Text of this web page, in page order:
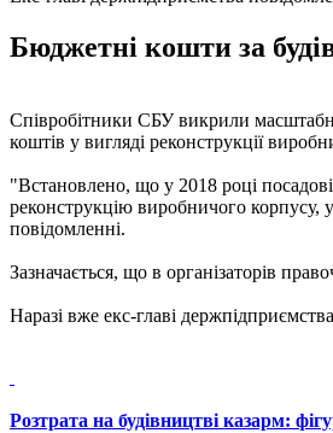
Бюджетні кошти за
Співробітники СБУ викрили
коштів у вигляді реконструкції
"Встановлено, що у 2018 році
реконструкцію виробничого корпусу,
повідомленні.
Зазначається, що в організаторів
Наразі вже екс-главі
Розтрата на будівництві казарм: